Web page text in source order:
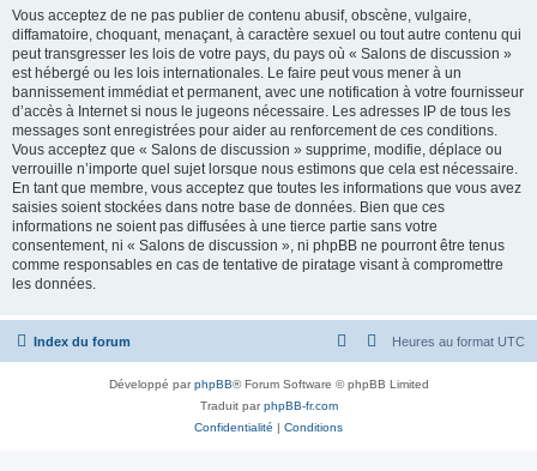
Vous acceptez de ne pas publier de contenu abusif, obscène, vulgaire,
diffamatoire, choquant, menaçant, à caractère sexuel ou tout autre contenu qui
peut transgresser les lois de votre pays, du pays où « Salons de discussion »
est hébergé ou les lois internationales. Le faire peut vous mener à un
bannissement immédiat et permanent, avec une notification à votre fournisseur
d’accès à Internet si nous le jugeons nécessaire. Les adresses IP de tous les
messages sont enregistrées pour aider au renforcement de ces conditions.
Vous acceptez que « Salons de discussion » supprime, modifie, déplace ou
verrouille n’importe quel sujet lorsque nous estimons que cela est nécessaire.
En tant que membre, vous acceptez que toutes les informations que vous avez
saisies soient stockées dans notre base de données. Bien que ces
informations ne soient pas diffusées à une tierce partie sans votre
consentement, ni « Salons de discussion », ni phpBB ne pourront être tenus
comme responsables en cas de tentative de piratage visant à compromettre
les données.
Index du forum Heures au format UTC
Développé parphpBB® Forum Software © phpBB Limited
Traduit parphpBB-fr.com
Confidentialité | Conditions